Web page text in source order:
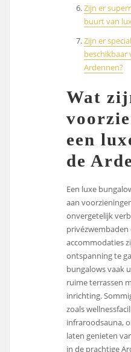
Zijn er
buurt van
Zijn er
beschikbaar
Ardennen?
Wat
een
de
Een luxe
aan
onvergetelijk
privézwembaden
accommodaties
ontspanning te
bungalows vaak
ruime terrassen
inrichting.
zoals
infraroodsauna,
laten genieten
in de prachtige